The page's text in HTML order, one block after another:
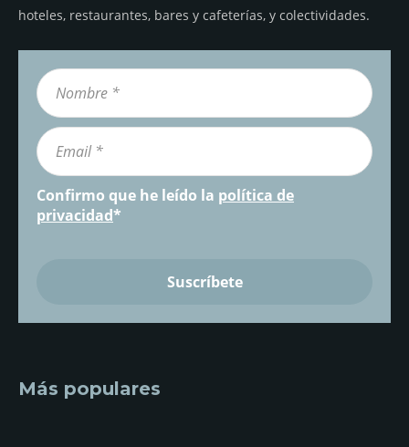
hoteles, restaurantes, bares y cafeterías, y colectividades.
Confirmo que he leído la política de
privacidad*
Más populares